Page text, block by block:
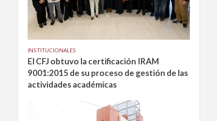
INSTITUCIONALES
El CFJ obtuvo la certificación IRAM
9001:2015 de su proceso de gestión de las
actividades académicas